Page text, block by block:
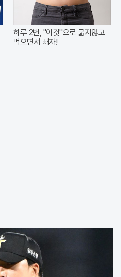
하루 2번, "이것"으로 굶지않고
먹으면서 빼자!